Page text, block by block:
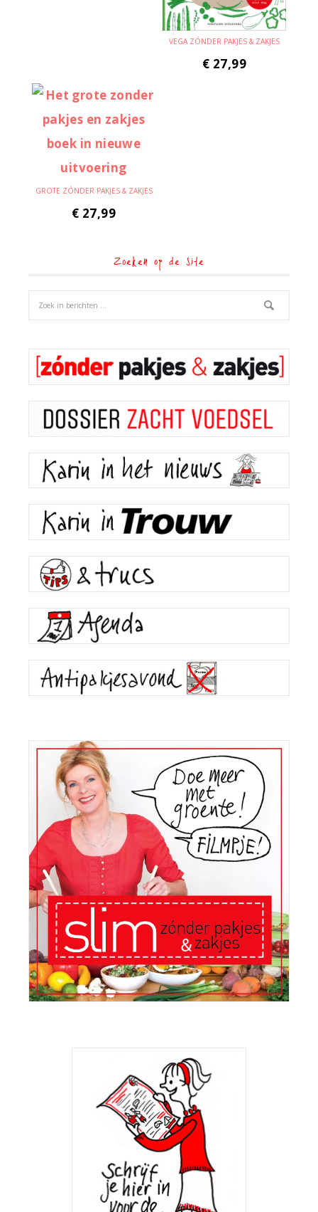
VEGA ZÓNDER PAKJES & ZAKJES
€ 27,99
GROTE ZÓNDER PAKJES & ZAKJES
€ 27,99
Zoeken op de site